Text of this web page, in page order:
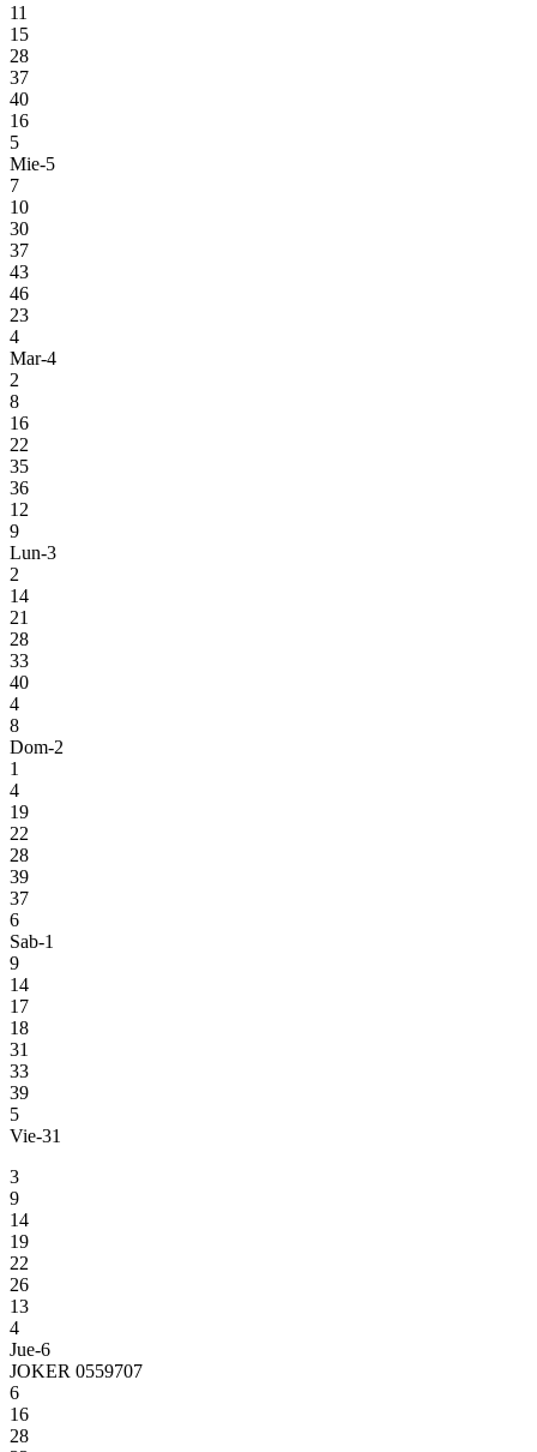
11
15
28
37
40
16
5
Mie-5
7
10
30
37
43
46
23
4
Mar-4
2
8
16
22
35
36
12
9
Lun-3
2
14
21
28
33
40
4
8
Dom-2
1
4
19
22
28
39
37
6
Sab-1
9
14
17
18
31
33
39
5
Vie-31
3
9
14
19
22
26
13
4
Jue-6
JOKER 0559707
6
16
28